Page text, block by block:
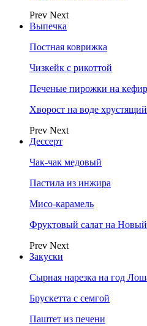
Prev Next
Выпечка
Постная коврижка
Чизкейк с рикоттой
Печеные пирожки на
Хворост на воде хрустящий
Prev Next
Дессерт
Чак-чак медовый
Пастила из инжира
Мисо-карамель
Фруктовый салат на
Prev Next
Закуски
Сырная нарезка на год
Брускетта с семгой
Паштет из печени